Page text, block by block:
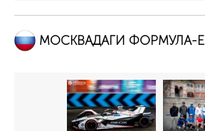
МОСКВАДАГИ ФОРМУЛА-Е